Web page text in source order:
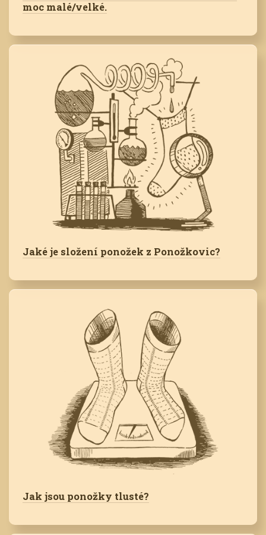
moc malé/velké.
Jaké je složení ponožek z Ponožkovic?
Jak jsou ponožky tlusté?